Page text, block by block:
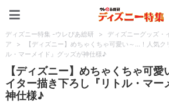
ディズニー特集 -ウレぴあ総研 > ディズニーグッズ・
ア
>
【ディズニー】めちゃくちゃ可愛い～…！人気
ル・マーメイド』グッズが神仕様♪
【ディズニー】めちゃくちゃ可
イター描き下ろし『リトル・マー
神仕様♪